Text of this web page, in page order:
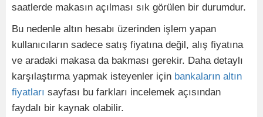
saatlerde makasın açılması sık görülen bir durumdur.
Bu nedenle altın hesabı üzerinden işlem yapan
kullanıcıların sadece satış fiyatına değil, alış fiyatına
ve aradaki makasa da bakması gerekir. Daha detaylı
karşılaştırma yapmak isteyenler için bankaların altın
fiyatları sayfası bu farkları incelemek açısından
faydalı bir kaynak olabilir.